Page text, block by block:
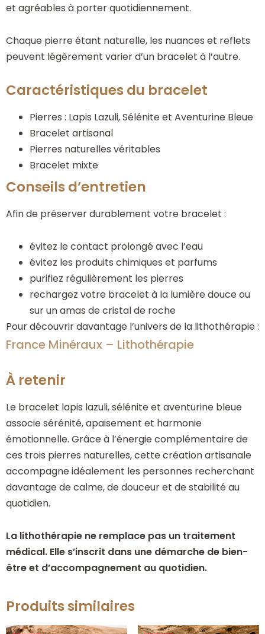
et agréables à porter quotidiennement.
Chaque pierre étant naturelle, les nuances et reflets
peuvent légèrement varier d’un bracelet à l’autre.
Caractéristiques du bracelet
Pierres : Lapis Lazuli, Sélénite et Aventurine Bleue
Bracelet artisanal
Pierres naturelles véritables
Bracelet mixte
Conseils d’entretien
Afin de préserver durablement votre bracelet :
évitez le contact prolongé avec l’eau
évitez les produits chimiques et parfums
purifiez régulièrement les pierres
rechargez votre bracelet à la lumière douce ou
sur un amas de cristal de roche
Pour découvrir davantage l’univers de la lithothérapie :
France Minéraux – Lithothérapie
À retenir
Le bracelet lapis lazuli, sélénite et aventurine bleue
associe sérénité, apaisement et harmonie
émotionnelle. Grâce à l’énergie complémentaire de
ces trois pierres naturelles, cette création artisanale
accompagne idéalement les personnes recherchant
davantage de calme, de douceur et de stabilité au
quotidien.
La lithothérapie ne remplace pas un traitement
médical. Elle s’inscrit dans une démarche de bien-
être et d’accompagnement au quotidien.
Produits similaires